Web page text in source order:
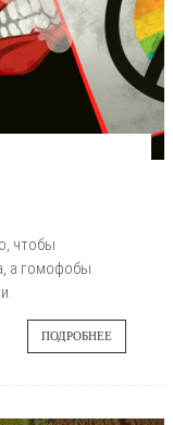
чтобы
а гомофобы
ПОДРОБНЕЕ